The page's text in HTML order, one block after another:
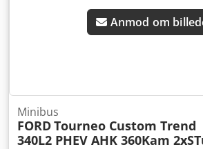
Anmod om
Minibus
FORDTourneo Custom Trend
340L2 PHEV AHK 360Kam